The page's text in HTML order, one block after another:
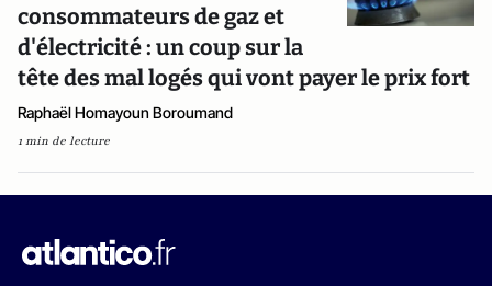
consommateurs de gaz et
d'électricité : un coup sur la
tête des mal logés qui vont payer le prix fort
Raphaël Homayoun Boroumand
1 min de lecture